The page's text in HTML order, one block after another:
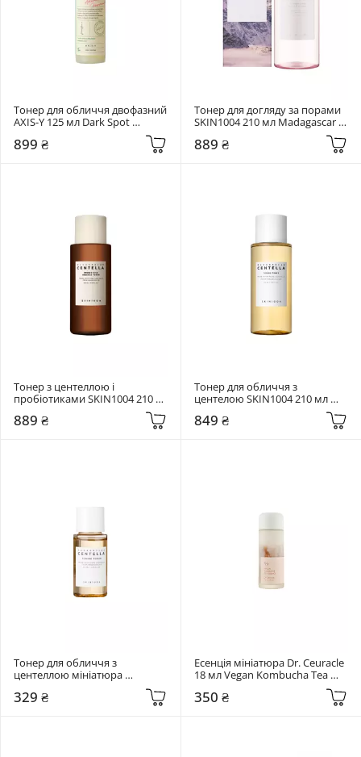
Тонер для обличчя двофазний
AXIS-Y 125 мл Dark Spot
899 ₴
Тонер для догляду за порами
SKIN1004 210 мл Madagascar
Centella Poremizing Clear Toner
889 ₴
Тонер з центеллою і
пробіотиками SKIN1004 210
мл Madagascar Centella Probio-
Cica Essence Toner
889 ₴
Тонер для обличчя з
центелою SKIN1004 210 мл
Madagascar Centella Toning
Toner
849 ₴
Тонер для обличчя з
центеллою мініатюра
SKIN1004 30 мл Madagascar
Centella Toning Toner
329 ₴
Есенція мініатюра Dr. Ceuracle
18 мл Vegan Kombucha Tea
350 ₴